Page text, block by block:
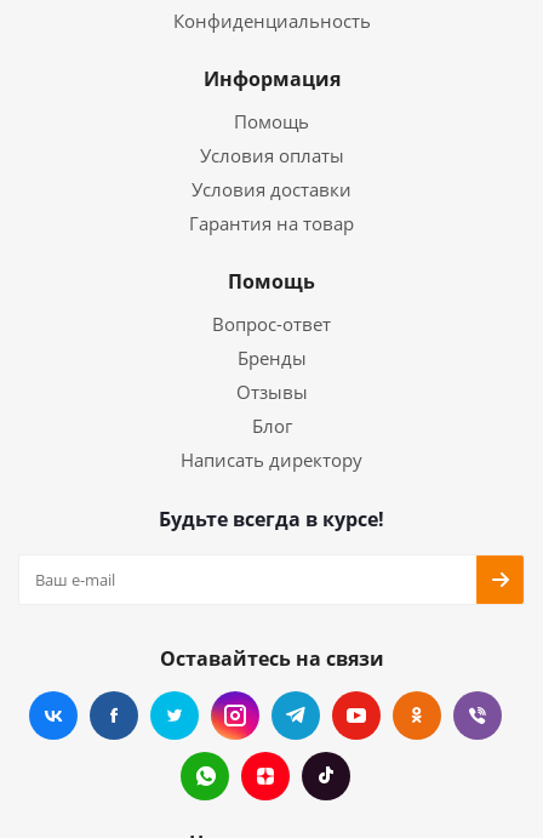
Конфиденциальность
Информация
Помощь
Условия оплаты
Условия доставки
Гарантия на товар
Помощь
Вопрос-ответ
Бренды
Отзывы
Блог
Написать директору
Будьте всегда в курсе!
Оставайтесь на связи